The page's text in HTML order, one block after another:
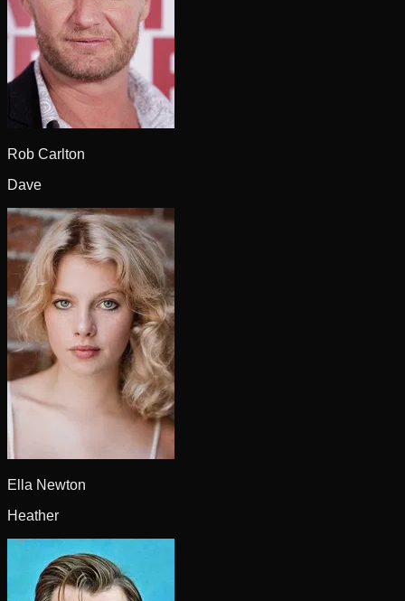
Rob Carlton
Dave
Ella Newton
Heather